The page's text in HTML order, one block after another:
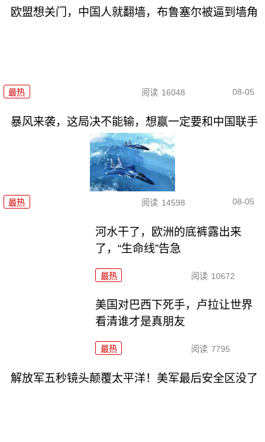
欧盟想关门，中国人就翻墙，布鲁塞尔被逼到墙角
最热 阅读 16048 08-05
暴风来袭，这局决不能输，想赢一定要和中国联手
最热 阅读 14598 08-05
河水干了，欧洲的底裤露出来
了，“生命线”告急
最热 阅读 10672
美国对巴西下死手，卢拉让世界
看清谁才是真朋友
最热 阅读 7795
解放军五秒镜头颠覆太平洋！美军最后安全区没了